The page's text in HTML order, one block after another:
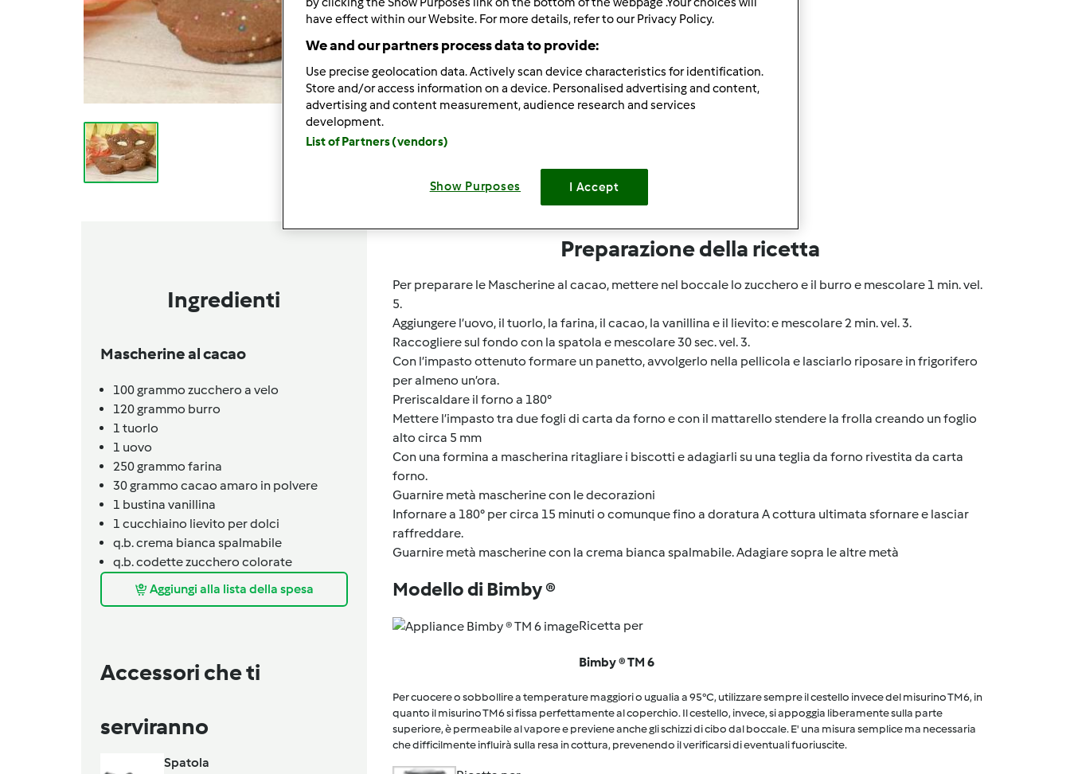
Difficoltà
Ingredienti
Mascherine al cacao
100grammo zucchero a velo
120grammo burro
1 tuorlo
1 uovo
250grammo farina
30grammo cacao amaro in polvere
1 bustina vanillina
1 cucchiaino lievito per dolci
q.b.crema bianca spalmabile
q.b.codette zucchero colorate
Aggiungi alla lista della spesa
Accessori che ti
serviranno
Spatola
Preparazione della ricetta
Per preparare le Mascherine al cacao, mettere nel boccale lo zucchero e il burro e mescolare 1 min. vel.
5.
Aggiungere l’uovo, il tuorlo, la farina, il cacao, la vanillina e il lievito: e mescolare 2 min. vel. 3.
Raccogliere sul fondo con la spatola e mescolare 30 sec. vel. 3.
Con l’impasto ottenuto formare un panetto, avvolgerlo nella pellicola e lasciarlo riposare in frigorifero
per almeno un’ora.
Preriscaldare il forno a 180°
Mettere l’impasto tra due fogli di carta da forno e con il mattarello stendere la frolla creando un foglio
alto circa 5 mm
Con una formina a mascherina ritagliare i biscotti e adagiarli su una teglia da forno rivestita da carta
forno.
Guarnire metà mascherine con le decorazioni
Infornare a 180° per circa 15 minuti o comunque fino a doratura A cottura ultimata sfornare e lasciar
raffreddare.
Guarnire metà mascherine con la crema bianca spalmabile. Adagiare sopra le altre metà
Modello di Bimby ®
Ricetta per
Bimby ® TM 6
Per cuocere o sobbollire a temperature maggiori o ugualia a 95°C, utilizzare sempre il cestello invece del misurino TM6, in
quanto il misurino TM6 si fissa perfettamente al coperchio. Il cestello, invece, si appoggia liberamente sulla parte
superiore, è permeabile al vapore e previene anche gli schizzi di cibo dal boccale. E' una misura semplice ma necessaria
che difficilmente influirà sulla resa in cottura, prevenendo il verificarsi di eventuali fuoriuscite.
have effect within our Website. For more details, refer to our Privacy Policy.
We and our partners process data to provide:
Use precise geolocation data. Actively scan device characteristics for identification.
Store and/or access information on a device. Personalised advertising and content,
advertising and content measurement, audience research and services
development.
List of Partners (vendors)
Show Purposes I Accept